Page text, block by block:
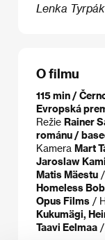
Lenka
O filmu
115 min /
Evropská
Režie Rainer
románu /
Kamera Mart
Jaroslaw
Matis Mäestu
Homeless
Opus Films /
Kukumägi,
Taavi Eelmaa